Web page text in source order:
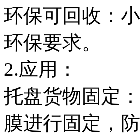
环保可回收：
环保要求。
2.应用：
托盘货物固定
膜进行固定，